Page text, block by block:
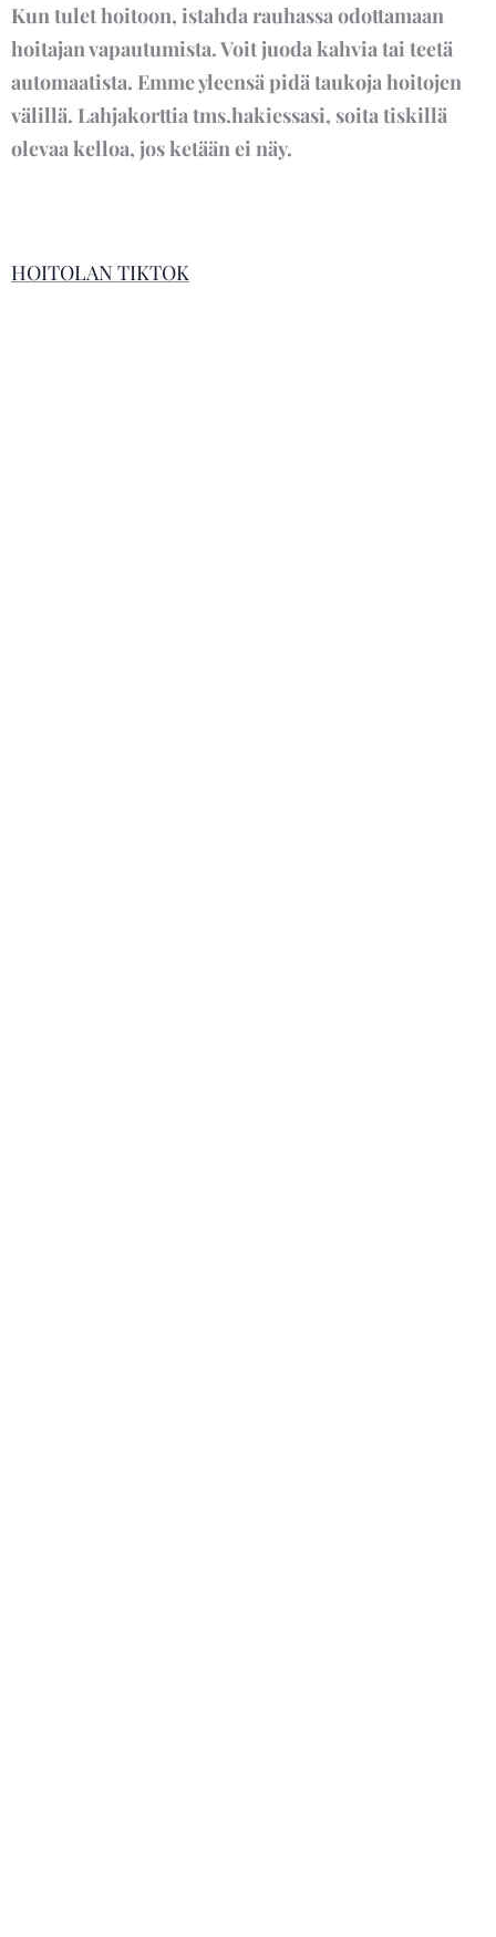
Kun tulet hoitoon, istahda rauhassa odottamaan
hoitajan vapautumista. Voit juoda kahvia tai teetä
automaatista. Emme yleensä pidä taukoja hoitojen
välillä. Lahjakorttia tms.hakiessasi, soita tiskillä
olevaa kelloa, jos ketään ei näy.
HOITOLAN TIKTOK